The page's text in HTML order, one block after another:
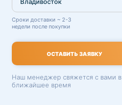
Сроки доставки ~ 2-3
недели после покупки
ОСТАВИТЬ ЗАЯВКУ
Наш менеджер свяжется с вами в
ближайшее время